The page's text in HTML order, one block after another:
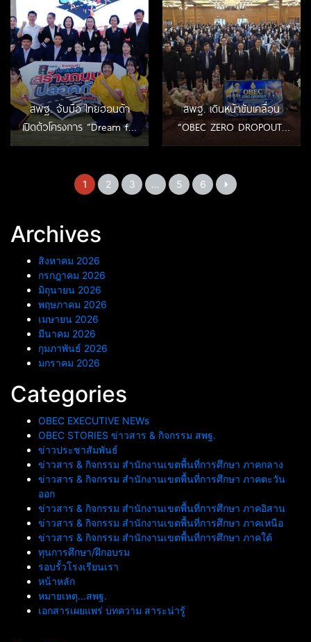
ใหม่ยุคดิจิทัล
สพฐ. จับมือ ไทยฮอนด้า
เปิดตัวโครงการ “Dream for
Safer Roads ปลุกพลังฝัน
เยาวชนทั่วประเทศร่วมสร้าง
วัฒนธรรมความปลอดภัย
สพฐ. เดินหน้าขับเคลื่อน
“OBEC ZERO DROPOUT”
ภาคเหนือ แลกเปลี่ยน
จากระบบการศึกษา
1 2 3 … 5 6
Archives
สิงหาคม 2026
กรกฎาคม 2026
มิถุนายน 2026
พฤษภาคม 2026
เมษายน 2026
มีนาคม 2026
กุมภาพันธ์ 2026
มกราคม 2026
Categories
OBEC EXECUTIVE NEWs
OBEC STORIES ข่าวสาร & กิจกรรม สพฐ.
ข่าวประชาสัมพันธ์
ข่าวสาร & กิจกรรม สำนักงานเขตพื้นที่การศึกษา ภาคกลาง
ข่าวสาร & กิจกรรม สำนักงานเขตพื้นที่การศึกษา ภาคตะวัน
ออก
ข่าวสาร & กิจกรรม สำนักงานเขตพื้นที่การศึกษา ภาคอิสาน
ข่าวสาร & กิจกรรม สำนักงานเขตพื้นที่การศึกษา ภาคเหนือ
ข่าวสาร & กิจกรรม สำนักงานเขตพื้นที่การศึกษา ภาคใต้
ทุนการศึกษา/ฝึกอบรม
รอบรั้วโรงเรียนเรา
หน้าหลัก
หมายเหตุ…สพฐ.
เอกสารเผยแพร่ บทความ สาระน่ารู้